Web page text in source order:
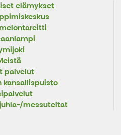
elämykset
palvelut
kansallispuisto
messuteltat